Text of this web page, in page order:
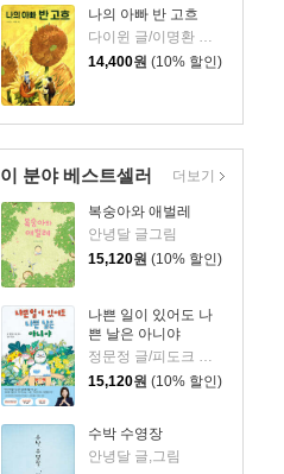
나의 아빠 반 고흐
다이윈 글/이명환 그림/김현령,신순항 기획
14,400원 (10% 할인)
이 분야 베스트셀러
복숭아와 애벌레
안녕달 글그림
15,120원 (10% 할인)
나쁜 일이 있어도 나
쁜 날은 아니야
정문정 글/피도크 그림/천근아 감수
15,120원 (10% 할인)
수박 수영장
안녕달 글,그림
더보기